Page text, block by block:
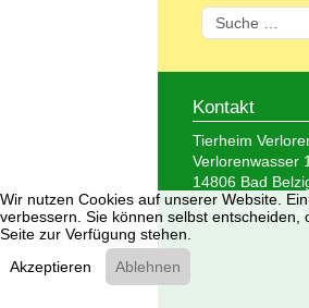
Suchen
Kontakt
Tierheim
Verlorenwasser
14806 Bad
Tel.: 033 847 -
Wir nutzen Cookies auf unserer Website.
verbessern. Sie können selbst
Seite zur Verfügung stehen.
Akzeptieren
Ablehnen